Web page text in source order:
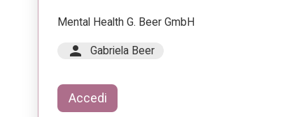
Mental Health G. Beer GmbH
person Gabriela Beer
Accedi